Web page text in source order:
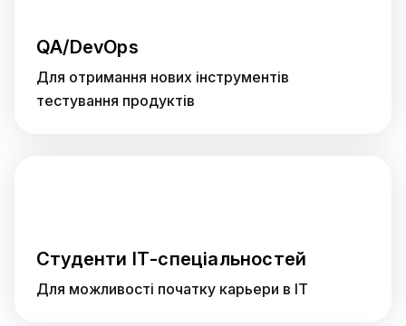
QA/DevOps
Для отримання нових інструментів
тестування продуктів
Студенти ІТ-спеціальностей
Для можливості початку карьери в IT